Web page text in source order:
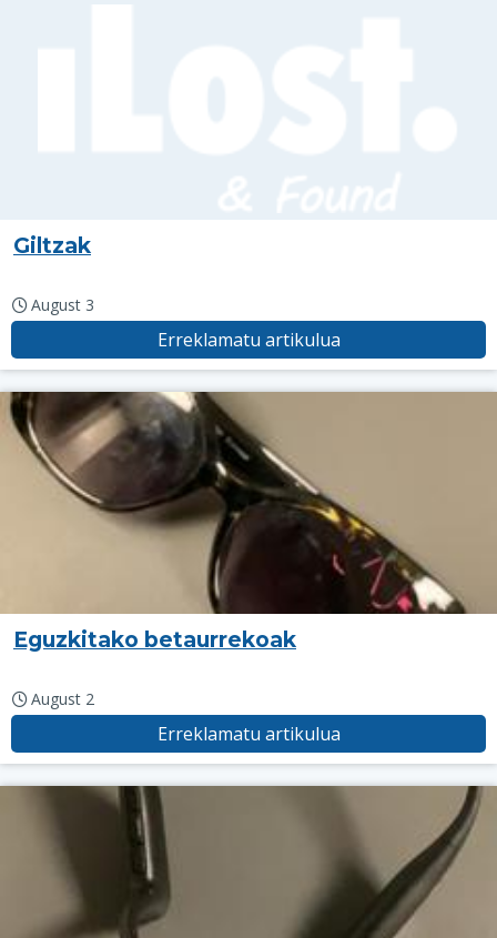
Giltzak
August 3
Erreklamatu artikulua
Eguzkitako betaurrekoak
August 2
Erreklamatu artikulua